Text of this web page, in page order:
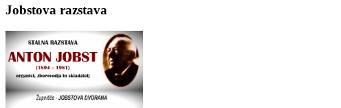
Jobstova razstava